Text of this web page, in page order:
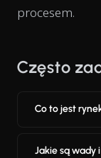
procesem.
Często
Co to jest
Jakie są wady